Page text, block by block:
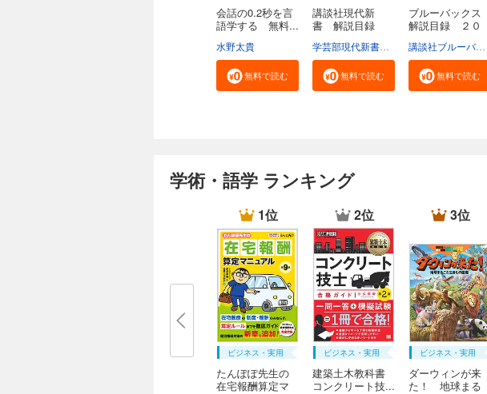
会話の0.2秒を言
語学する 無料...
水野太貴
無料で読む
講談社現代新
書 解説目録
無料で読む
ブルーバックス
解説目録 ２０
講談社ブルーバックス
無料で読む
学術・語学 ランキング
1位
ビジネス・実用
たんぽぽ先生の
在宅報酬算定マ
2位
ビジネス・実用
建築土木教科書
コンクリート技...
3位
ビジネス・実用
ダーウィンが来
た！ 地球まる